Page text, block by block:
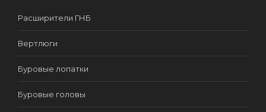
Расширители ГНБ
Вертлюги
Буровые лопатки
Буровые головы